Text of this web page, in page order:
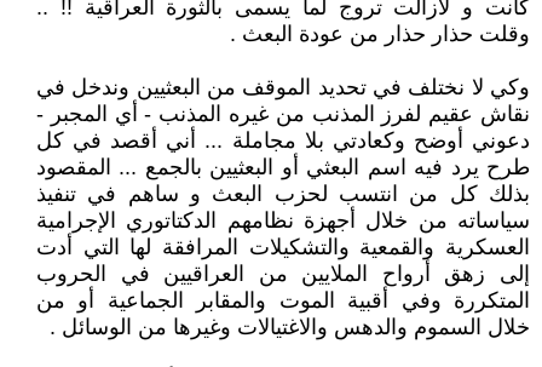
كانت و لازالت تروج لما يسمى بالثورة العراقية !! ..
وقلت حذار حذار من عودة البعث .
وكي لا نختلف في تحديد الموقف من البعثيين وندخل في
نقاش عقيم لفرز المذنب من غيره المذنب - أي المجبر -
دعوني أوضح وكعادتي بلا مجاملة ... أني أقصد في كل
طرح يرد فيه اسم البعثي أو البعثيين بالجمع ... المقصود
بذلك كل من انتسب لحزب البعث و ساهم في تنفيذ
سياساته من خلال أجهزة نظامهم الدكتاتوري الإجرامية
العسكرية والقمعية والتشكيلات المرافقة لها التي أدت
إلى زهق أرواح الملايين من العراقيين في الحروب
المتكررة وفي أقبية الموت والمقابر الجماعية أو من
خلال السموم والدهس والاغتيالات وغيرها من الوسائل .